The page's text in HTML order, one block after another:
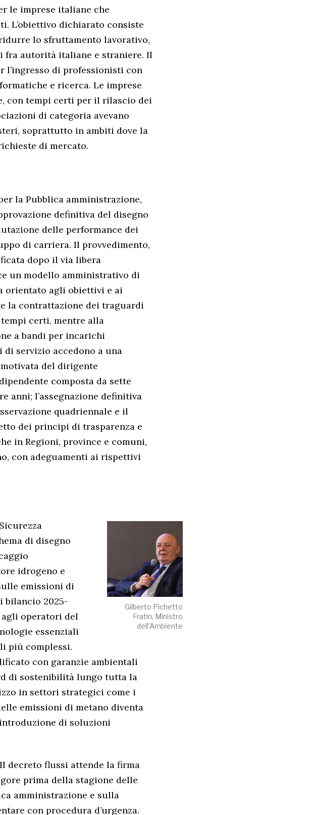
le imprese italiane che
L’obiettivo dichiarato consiste
lo sfruttamento lavorativo,
fra autorità italiane e straniere. Il
l’ingresso di professionisti con
e ricerca. Le imprese
con tempi certi per il rilascio dei
di categoria avevano
soprattutto in ambiti dove la
di mercato.
la Pubblica amministrazione,
definitiva del disegno
delle performance dei
di carriera. Il provvedimento,
dopo il via libera
un modello amministrativo di
orientato agli obiettivi e ai
la contrattazione dei traguardi
certi, mentre alla
a bandi per incarichi
servizio accedono a una
del dirigente
composta da sette
anni; l’assegnazione definitiva
quadriennale e il
dei principi di trasparenza e
in Regioni, province e comuni,
con adeguamenti ai rispettivi
Gilberto Pichetto
Fratin, Ministro
dell’Ambiente
di disegno
idrogeno e
emissioni di
bilancio 2025-
agli operatori del
essenziali
più complessi.
con garanzie ambientali
di sostenibilità lungo tutta la
in settori strategici come i
emissioni di metano diventa
di soluzioni
decreto flussi attende la firma
prima della stagione delle
amministrazione e sulla
con procedura d’urgenza.